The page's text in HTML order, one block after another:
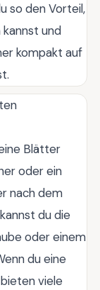
so den Vorteil,
und
kompakt auf
Blätter
oder ein
nach dem
du die
oder einem
du eine
viele